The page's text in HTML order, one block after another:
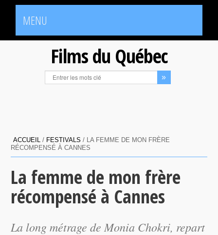
MENU
Films du Québec
ACCUEIL / FESTIVALS / LA FEMME DE MON FRÈRE
RÉCOMPENSÉ À CANNES
La femme de mon frère
récompensé à Cannes
La long métrage de Monia Chokri, repart